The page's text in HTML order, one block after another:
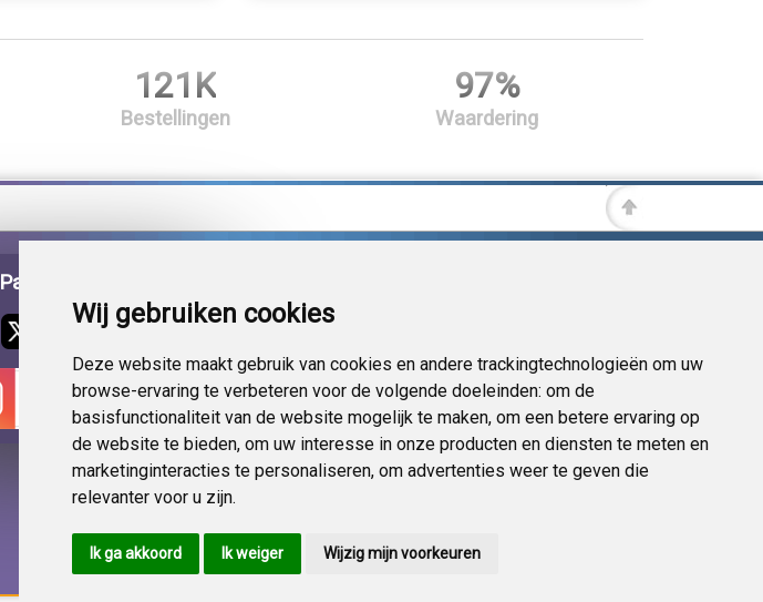
Wij gebruiken cookies
Deze website maakt gebruik van cookies en andere trackingtechnologieën om uw
browse-ervaring te verbeteren voor de volgende doeleinden: om de
basisfunctionaliteit van de website mogelijk te maken, om een betere ervaring op
de website te bieden, om uw interesse in onze producten en diensten te meten en
marketinginteracties te personaliseren, om advertenties weer te geven die
relevanter voor u zijn.
Ik ga akkoord Ik weiger Wijzig mijn voorkeuren
121K
Bestellingen
97%
Waardering
Pagina delen